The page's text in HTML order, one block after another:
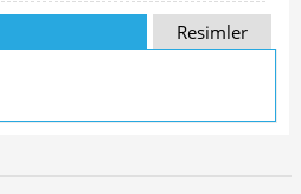
Resimler